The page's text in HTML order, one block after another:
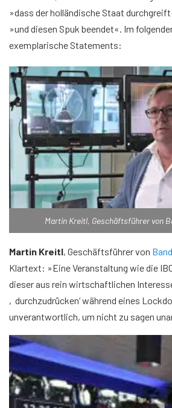
»dass der holländische Staat
»und diesen Spuk beendet«. Im
exemplarische Statements:
Martin Kreitl, Geschäftsführer von
Martin Kreitl, Geschäftsführer von
Klartext: »Eine Veranstaltung wie die
dieser aus rein wirtschaftlichen
‚durchzudrücken‘ während eines
unverantwortlich, um nicht zu sagen